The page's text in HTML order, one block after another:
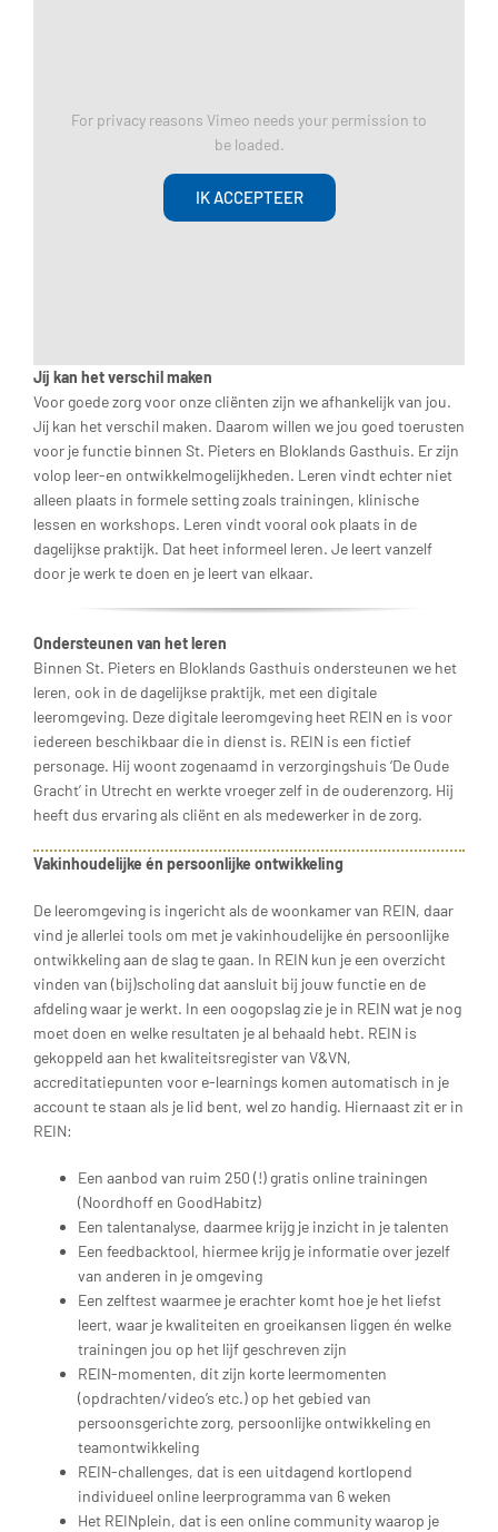
For privacy reasons Vimeo needs your permission to
be loaded.
IK ACCEPTEER
Jíj kan het verschil maken
Voor goede zorg voor onze cliënten zijn we afhankelijk van jou.
Jíj kan het verschil maken. Daarom willen we jou goed toerusten
voor je functie binnen St. Pieters en Bloklands Gasthuis. Er zijn
volop leer-en ontwikkelmogelijkheden. Leren vindt echter niet
alleen plaats in formele setting zoals trainingen, klinische
lessen en workshops. Leren vindt vooral ook plaats in de
dagelijkse praktijk. Dat heet informeel leren. Je leert vanzelf
door je werk te doen en je leert van elkaar.
Ondersteunen van het leren
Binnen St. Pieters en Bloklands Gasthuis ondersteunen we het
leren, ook in de dagelijkse praktijk, met een digitale
leeromgeving. Deze digitale leeromgeving heet REIN en is voor
iedereen beschikbaar die in dienst is. REIN is een fictief
personage. Hij woont zogenaamd in verzorgingshuis ‘De Oude
Gracht’ in Utrecht en werkte vroeger zelf in de ouderenzorg. Hij
heeft dus ervaring als cliënt en als medewerker in de zorg.
Vakinhoudelijke én persoonlijke ontwikkeling
De leeromgeving is ingericht als de woonkamer van REIN, daar
vind je allerlei tools om met je vakinhoudelijke én persoonlijke
ontwikkeling aan de slag te gaan. In REIN kun je een overzicht
vinden van (bij)scholing dat aansluit bij jouw functie en de
afdeling waar je werkt. In een oogopslag zie je in REIN wat je nog
moet doen en welke resultaten je al behaald hebt. REIN is
gekoppeld aan het kwaliteitsregister van V&VN,
accreditatiepunten voor e-learnings komen automatisch in je
account te staan als je lid bent, wel zo handig. Hiernaast zit er in
REIN:
Een aanbod van ruim 250 (!) gratis online trainingen
(Noordhoff en GoodHabitz)
Een talentanalyse, daarmee krijg je inzicht in je talenten
Een feedbacktool, hiermee krijg je informatie over jezelf
van anderen in je omgeving
Een zelftest waarmee je erachter komt hoe je het liefst
leert, waar je kwaliteiten en groeikansen liggen én welke
trainingen jou op het lijf geschreven zijn
REIN-momenten, dit zijn korte leermomenten
(opdrachten/video’s etc.) op het gebied van
persoonsgerichte zorg, persoonlijke ontwikkeling en
teamontwikkeling
REIN-challenges, dat is een uitdagend kortlopend
individueel online leerprogramma van 6 weken
Het REINplein, dat is een online community waarop je